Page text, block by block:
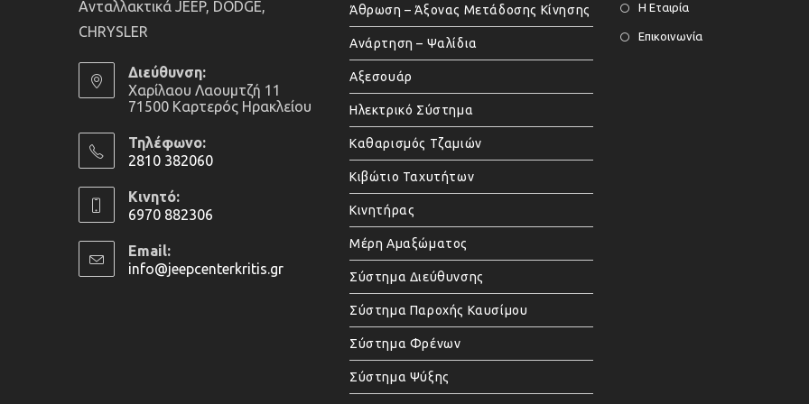
Ανταλλακτικά JEEP, DODGE,
CHRYSLER
Διεύθυνση:
Χαρίλαου Λαουμτζή 11
71500 Καρτερός Ηρακλείου
Τηλέφωνο:
2810 382060
in
your
application
Κινητό:
6970 882306
in
your
Email:
info@jeepcenterkritis.grOpens
Άθρωση – Άξονας Μετάδοσης Κίνησης
Ανάρτηση – Ψαλίδια
Αξεσουάρ
Ηλεκτρικό Σύστημα
Καθαρισμός Τζαμιών
Κιβώτιο Ταχυτήτων
Κινητήρας
Μέρη Αμαξώματος
Σύστημα Διεύθυνσης
Σύστημα Παροχής Καυσίμου
Σύστημα Φρένων
Σύστημα Ψύξης
Η Εταιρία
Επικοινωνία